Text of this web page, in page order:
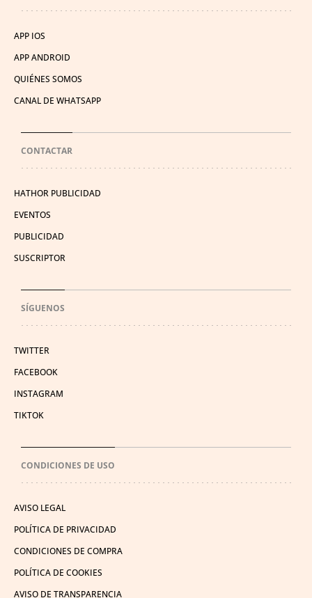
APP IOS
APP ANDROID
QUIÉNES SOMOS
CANAL DE WHATSAPP
CONTACTAR
HATHOR PUBLICIDAD
EVENTOS
PUBLICIDAD
SUSCRIPTOR
SÍGUENOS
TWITTER
FACEBOOK
INSTAGRAM
TIKTOK
CONDICIONES DE USO
AVISO LEGAL
POLÍTICA DE PRIVACIDAD
CONDICIONES DE COMPRA
POLÍTICA DE COOKIES
AVISO DE TRANSPARENCIA